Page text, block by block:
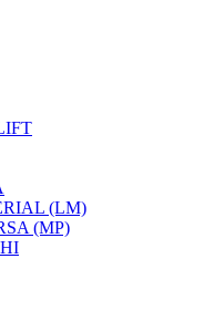
(LM)
(MP)